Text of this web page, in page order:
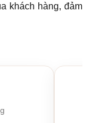
khách hàng, đảm